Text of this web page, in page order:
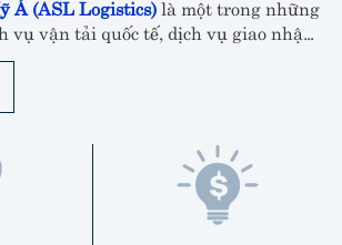
Á (ASL Logistics)là một trong những
vụ vận tải quốc tế, dịch vụ giao nhận,
và vận chuyển nội địa hàng đầu tại